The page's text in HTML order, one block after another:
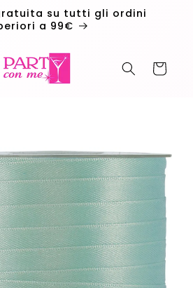
su tutti gli ordini
a 99€
Carrello